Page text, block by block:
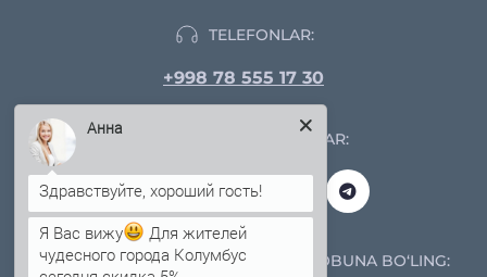
TELEFONLAR:
+998 78 555 17 30
IJTIMOIY TARMOQLAR:
YANGILIKLAR VA AKSIYALARGA OBUNA BO‘LING:
Анна
Я Вас вижу
Для жителей
чудесного города Колумбус